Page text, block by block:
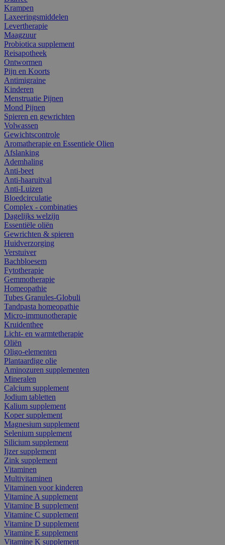
Krampen
Laxeeringsmiddelen
Levertherapie
Maagzuur
Probiotica supplement
Reisapotheek
Ontwormen
Pijn en Koorts
Antimigraine
Kinderen
Menstruatie Pijnen
Mond Pijnen
Spieren en gewrichten
Volwassen
Gewichtscontrole
Aromatherapie en Essentiele Olien
Afslanking
Ademhaling
Anti-beet
Anti-haaruitval
Anti-Luizen
Bloedcirculatie
Complex - combinaties
Dagelijks welzijn
Essentiële oliën
Gewrichten & spieren
Huidverzorging
Verstuiver
Bachbloesem
Fytotherapie
Gemmotherapie
Homeopathie
Tubes Granules-Globuli
Tandpasta homeopathie
Micro-immunotherapie
Kruidenthee
Licht- en warmtetherapie
Oliën
Oligo-elementen
Plantaardige olie
Aminozuren supplementen
Mineralen
Calcium supplement
Jodium tabletten
Kalium supplement
Koper supplement
Magnesium supplement
Selenium supplement
Silicium supplement
Ijzer supplement
Zink supplement
Vitaminen
Multivitaminen
Vitaminen voor kinderen
Vitamine A supplement
Vitamine B supplement
Vitamine C supplement
Vitamine D supplement
Vitamine E supplement
Vitamine K supplement